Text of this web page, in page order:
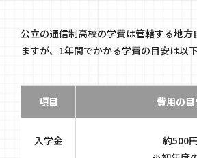
公立の通信制高校の学費は管轄する地方
ますが、1年間でかかる学費の目安は以
項目 費用の
入学金
約500